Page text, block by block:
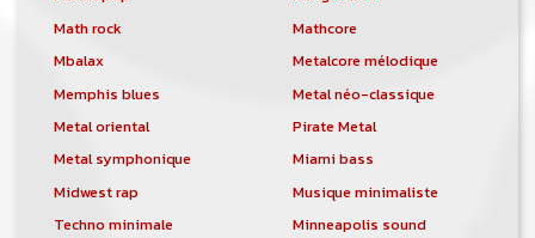
Math rock
Mathcore
Mbalax
Metalcore mélodique
Memphis blues
Metal néo-classique
Metal oriental
Pirate Metal
Metal symphonique
Miami bass
Midwest rap
Musique minimaliste
Techno minimale
Minneapolis sound